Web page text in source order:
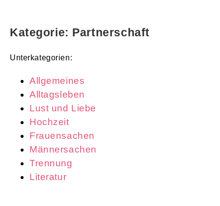
Kategorie: Partnerschaft
Unterkategorien:
Allgemeines
Alltagsleben
Lust und Liebe
Hochzeit
Frauensachen
Männersachen
Trennung
Literatur